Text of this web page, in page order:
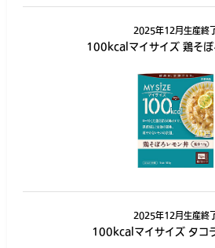
2025年12月生産終
100kcalマイサイズ 鶏そ
2025年12月生産終
100kcalマイサイズ タコ